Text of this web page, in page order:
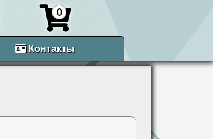
0
Контакты